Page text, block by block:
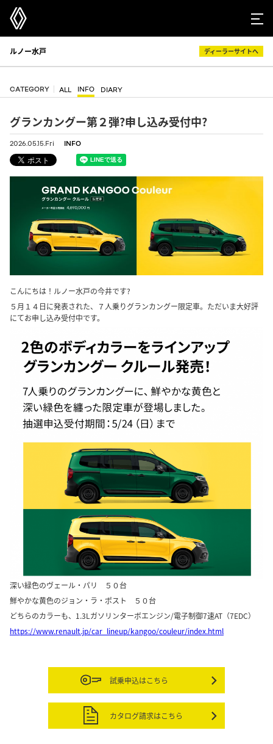
ルノー水戸 ディーラーサイトへ
CATEGORY ALL INFO DIARY
グランカングー第２弾?申し込み受付中?
2026.05.15.Fri INFO
こんにちは！ルノー水戸の今井です?
５月１４日に発表された、７人乗りグランカングー限定車。ただいま大好評
にてお申し込み受付中です。
深い緑色のヴェール・パリ ５０台
鮮やかな黄色のジョン・ラ・ポスト ５０台
どちらのカラーも、1.3Lガソリンターボエンジン/電子制御7速AT（7EDC）
https://www.renault.jp/car_lineup/kangoo/couleur/index.html
試乗申込はこちら
カタログ請求はこちら